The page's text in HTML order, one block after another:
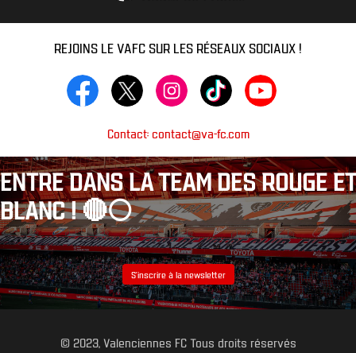
REJOINS LE VAFC SUR LES RÉSEAUX SOCIAUX !
Contact: contact@va-fc.com
ENTRE DANS LA TEAM DES ROUGE ET
BLANC ! 🔴⚪️
S’inscrire à la newsletter
© 2023, Valenciennes FC Tous droits réservés